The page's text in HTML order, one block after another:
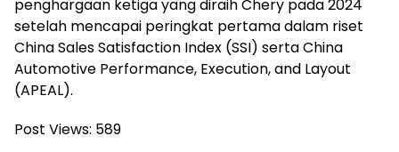
penghargaan ketiga yang diraih Chery pada 2024
setelah mencapai peringkat pertama dalam riset
China Sales Satisfaction Index (SSI) serta China
Automotive Performance, Execution, and Layout
(APEAL).
Post Views: 589